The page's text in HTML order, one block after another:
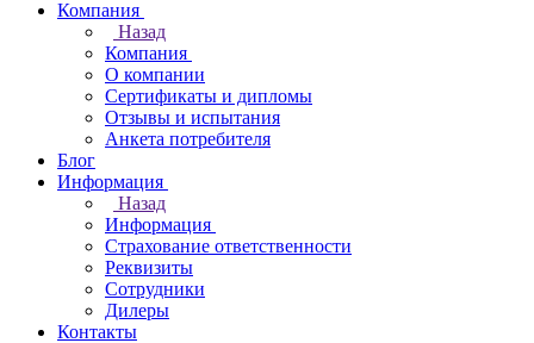
Компания
Назад
Компания
О компании
Сертификаты и дипломы
Отзывы и испытания
Анкета потребителя
Блог
Информация
Назад
Информация
Страхование ответственности
Реквизиты
Сотрудники
Дилеры
Контакты